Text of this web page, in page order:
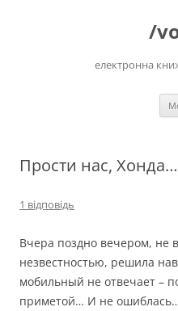
/
електронна
Прости нас,
1 відповідь
Вчера поздно вечером, не
незвестностью, решила
мобильный не отвечает –
приметой… И не